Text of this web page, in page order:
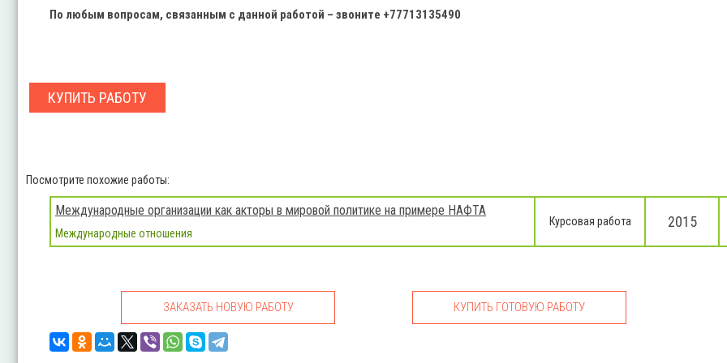
По любым вопросам, связанным с данной работой – звоните +77713135490
КУПИТЬ РАБОТУ
Посмотрите похожие работы:
Международные организации как акторы в мировой политике на примере НАФТА
Международные отношения
Курсовая работа 2015
ЗАКАЗАТЬ НОВУЮ РАБОТУ КУПИТЬ ГОТОВУЮ РАБОТУ